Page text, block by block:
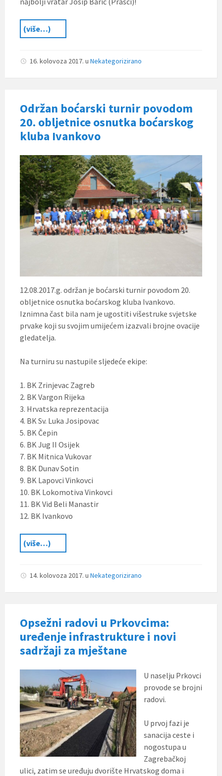
(više…)
16. kolovoza 2017. u Nekategorizirano
Održan boćarski turnir povodom
20. obljetnice osnutka boćarskog
kluba Ivankovo
12.08.2017.g. održan je boćarski turnir povodom 20.
obljetnice osnutka boćarskog kluba Ivankovo.
Iznimna čast bila nam je ugostiti višestruke svjetske
prvake koji su svojim umijećem izazvali brojne ovacije
gledatelja.
Na turniru su nastupile sljedeće ekipe:
1. BK Zrinjevac Zagreb
2. BK Vargon Rijeka
3. Hrvatska reprezentacija
4. BK Sv. Luka Josipovac
5. BK Čepin
6. BK Jug II Osijek
7. BK Mitnica Vukovar
8. BK Dunav Sotin
9. BK Lapovci Vinkovci
10. BK Lokomotiva Vinkovci
11. BK Vid Beli Manastir
12. BK Ivankovo
(više…)
14. kolovoza 2017. u Nekategorizirano
Opsežni radovi u Prkovcima:
uređenje infrastrukture i novi
sadržaji za mještane
U naselju Prkovci
provode se brojni
radovi.
U prvoj fazi je
sanacija ceste i
nogostupa u
Zagrebačkoj
ulici, zatim se uređuju dvorište Hrvatskog doma i